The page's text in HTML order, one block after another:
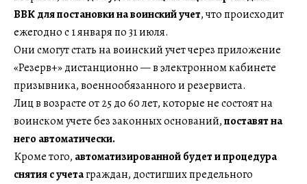
ВВК для постановки на воинский учет, что происходит
ежегодно с 1 января по 31 июля.
Они смогут стать на воинский учет через приложение
«Резерв+» дистанционно — в электронном кабинете
призывника, военнообязанного и резервиста.
Лиц в возрасте от 25 до 60 лет, которые не состоят на
воинском учете без законных оснований,поставят на
него автоматически.
Кроме того, автоматизированной будет и процедура
снятия с учетаграждан, достигших предельного